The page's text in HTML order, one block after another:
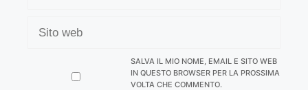
WEB
SALVA IL MIO NOME, EMAIL E SITO WEB
IN QUESTO BROWSER PER LA PROSSIMA
VOLTA CHE COMMENTO.